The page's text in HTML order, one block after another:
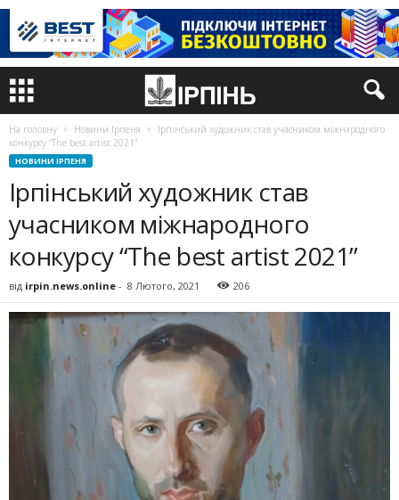
На головну Новини Ірпеня
Ірпінський художник став учасником міжнародного
конкурсу “The best artist 2021”
НОВИНИ ІРПЕНЯ
Ірпінський художник став
учасником міжнародного
конкурсу “The best artist 2021”
від irpin.news.online - 8 Лютого, 2021 206